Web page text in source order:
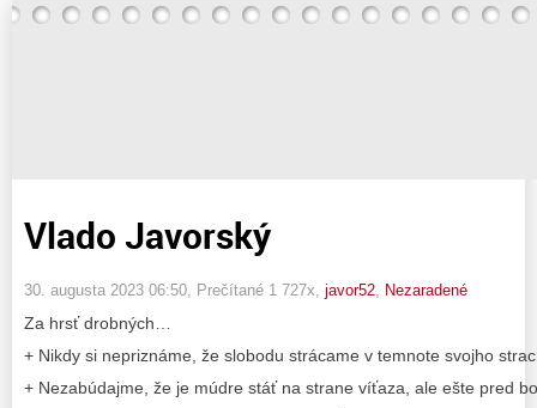
Najkomentovanejšie články
Vlado Javorský
30. augusta 2023 06:50 , Prečítané 1 727x, javor52 Nezaradené
Za hrsť drobných…
+ Nikdy si nepriznáme, že slobodu strácame v temnote svojho
+ Nezabúdajme, že je múdre stáť na strane víťaza, ale ešte pred